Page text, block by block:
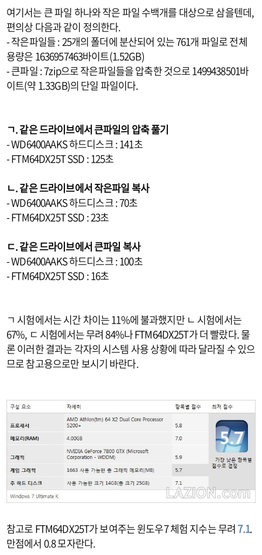
여기서는 큰 파일 하나와 작은 파일 수백개를 대상으로 삼을텐데,
편의상 다음과 같이 정의한다.
- 작은파일들 : 25개의 폴더에 분산되어 있는 761개 파일로 전체
용량은 1636957463바이트(1.52GB)
- 큰파일 : 7zip으로 작은파일들을 압축한 것으로 1499438501바
이트(약 1.33GB)의 단일 파일이다.
ㄱ. 같은 드라이브에서 큰파일의 압축 풀기
- WD6400AAKS 하드디스크 : 141초
- FTM64DX25T SSD : 125초
ㄴ. 같은 드라이브에서 작은파일 복사
- WD6400AAKS 하드디스크 : 70초
- FTM64DX25T SSD : 23초
ㄷ. 같은 드라이브에서 큰파일 복사
- WD6400AAKS 하드디스크 : 100초
- FTM64DX25T SSD : 16초
ㄱ 시험에서는 시간 차이는 11%에 불과했지만 ㄴ 시험에서는
67%, ㄷ 시험에서는 무려 84%나 FTM64DX25T가 더 빨랐다. 물
론 이러한 결과는 각자의 시스템 사용 상황에 따라 달라질 수 있으
므로 참고용으로만 보시기 바란다.
참고로 FTM64DX25T가 보여주는 윈도우7 체험 지수는 무려7.1.
만점에서 0.8 모자란다.